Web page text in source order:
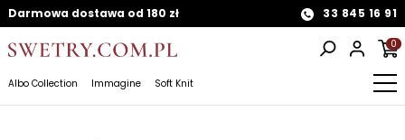
Darmowa dostawa od 180 zł 33 845 16 91
0
Albo Collection Immagine Soft Knit